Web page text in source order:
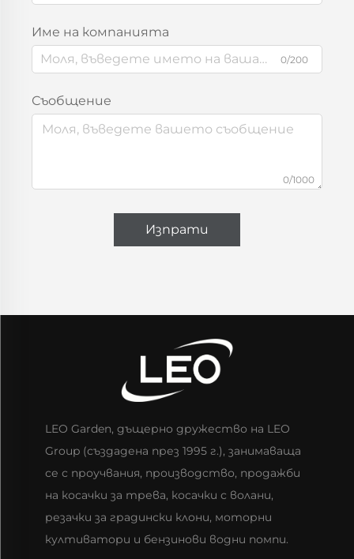
Име на компанията
0/200
Съобщение
0/1000
Изпрати
LEO Garden, дъщерно дружество на LEO
Group (създадена през 1995 г.), занимаваща
се с проучвания, производство, продажби
на косачки за трева, косачки с волани,
резачки за градински клони, моторни
култиватори и бензинови водни помпи.